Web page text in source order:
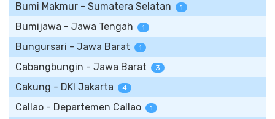
Bumi Makmur - Sumatera Selatan 1
Bumijawa - Jawa Tengah 1
Bungursari - Jawa Barat 1
Cabangbungin - Jawa Barat 3
Cakung - DKI Jakarta 4
Callao - Departemen Callao 1